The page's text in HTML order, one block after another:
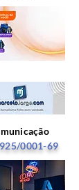
/0001-69